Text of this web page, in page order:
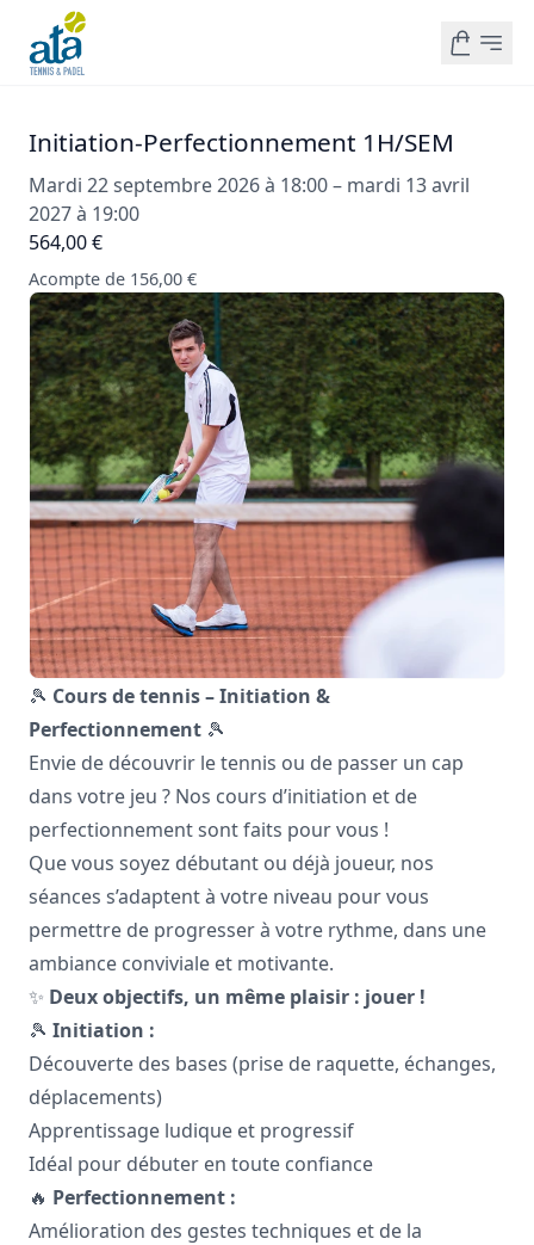
Initiation-Perfectionnement 1H/SEM
Mardi 22 septembre 2026 à 18:00 – mardi 13 avril
2027 à 19:00
564,00 €
Acompte de 156,00 €
🎾 Cours de tennis – Initiation &
Perfectionnement 🎾
Envie de découvrir le tennis ou de passer un cap
dans votre jeu ? Nos cours d’initiation et de
perfectionnement sont faits pour vous !
Que vous soyez débutant ou déjà joueur, nos
séances s’adaptent à votre niveau pour vous
permettre de progresser à votre rythme, dans une
ambiance conviviale et motivante.
✨ Deux objectifs, un même plaisir : jouer !
🎾 Initiation :
Découverte des bases (prise de raquette, échanges,
déplacements)
Apprentissage ludique et progressif
Idéal pour débuter en toute confiance
🔥 Perfectionnement :
Amélioration des gestes techniques et de la